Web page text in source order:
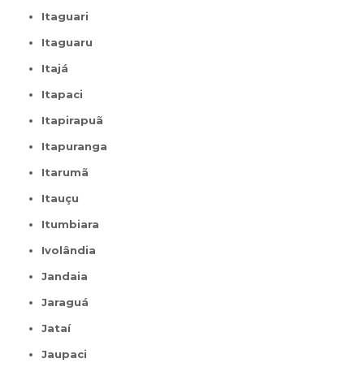
Itaguari
Itaguaru
Itajá
Itapaci
Itapirapuã
Itapuranga
Itarumã
Itauçu
Itumbiara
Ivolândia
Jandaia
Jaraguá
Jataí
Jaupaci